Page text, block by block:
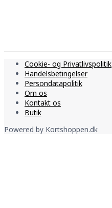
Cookie- og Privatlivspolitik
Handelsbetingelser
Persondatapolitik
Om os
Kontakt os
Butik
Powered by Kortshoppen.dk